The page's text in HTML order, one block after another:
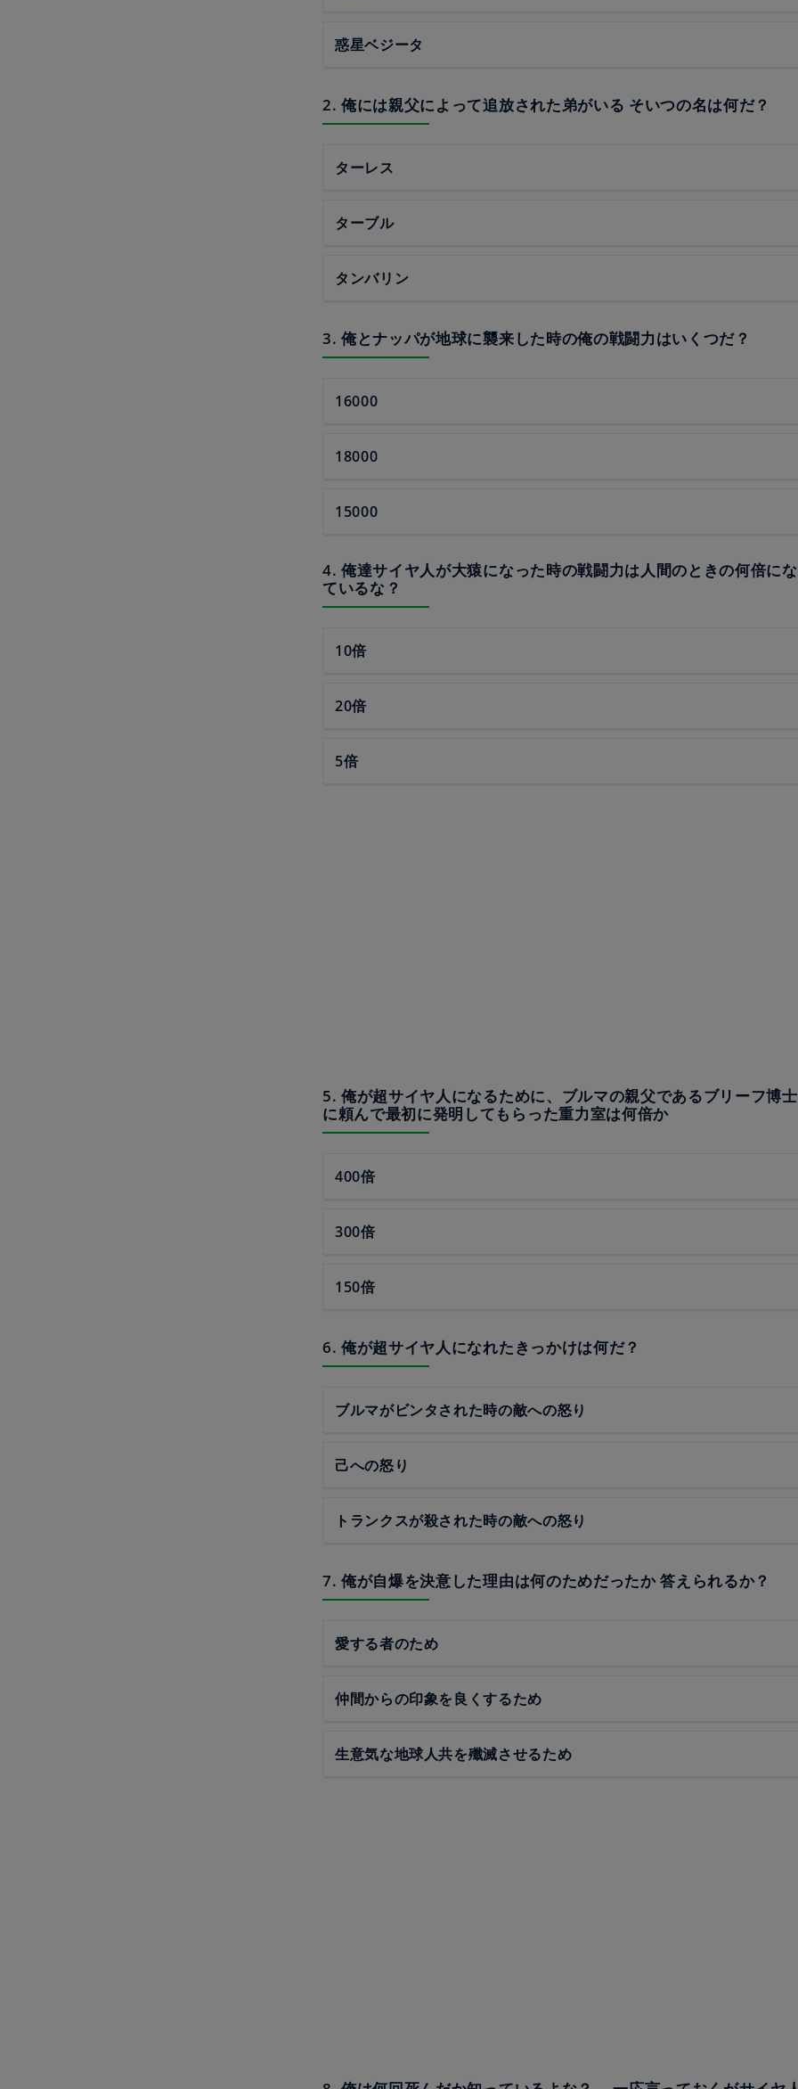
惑星ベジータ
2. 俺には親父によって追放された弟がいる そいつの名は何だ？
ターレス
ターブル
タンバリン
3. 俺とナッパが地球に襲来した時の俺の戦闘力はいくつだ？
16000
18000
15000
4. 俺達サイヤ人が大猿になった時の戦闘力は人間のときの何倍に
ているな？
10倍
20倍
5倍
5. 俺が超サイヤ人になるために、ブルマの親父であるブリーフ博
に頼んで最初に発明してもらった重力室は何倍か
400倍
300倍
150倍
6. 俺が超サイヤ人になれたきっかけは何だ？
ブルマがビンタされた時の敵への怒り
己への怒り
トランクスが殺された時の敵への怒り
7. 俺が自爆を決意した理由は何のためだったか 答えられるか？
愛する者のため
仲間からの印象を良くするため
生意気な地球人共を殲滅させるため